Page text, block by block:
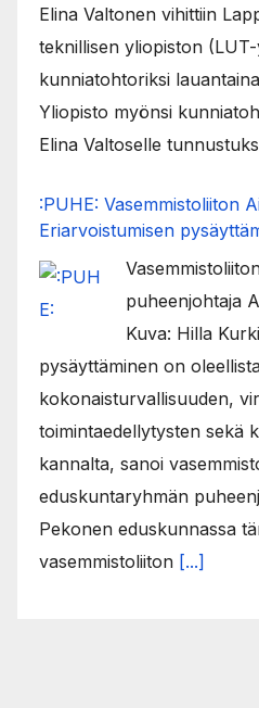
Elina Valtonen vihittiin
teknillisen yliopiston
kunniatohtoriksi
Yliopisto myönsi
Elina Valtoselle
:PUHE: Vasemmistoliiton
Eriarvoistumisen
puheenjohtaja
Kuva: Hilla
pysäyttäminen on
kokonaisturvallisuuden,
toimintaedellytysten sekä
kannalta, sanoi
eduskuntaryhmän
Pekonen eduskunnassa
vasemmistoliiton [...]